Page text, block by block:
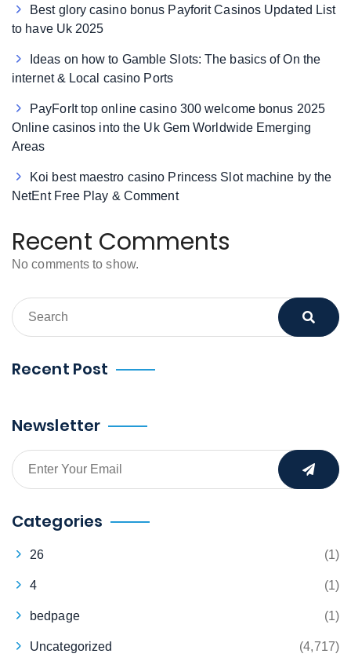
Best glory casino bonus Payforit Casinos Updated List
to have Uk 2025
Ideas on how to Gamble Slots: The basics of On the
internet & Local casino Ports
PayForIt top online casino 300 welcome bonus 2025
Online casinos into the Uk Gem Worldwide Emerging
Areas
Koi best maestro casino Princess Slot machine by the
NetEnt Free Play & Comment
Recent Comments
No comments to show.
Recent Post
Newsletter
Categories
26 (1)
4 (1)
bedpage (1)
Uncategorized (4,717)